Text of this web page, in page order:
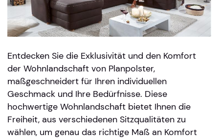
Entdecken Sie die Exklusivität und den Komfort
der Wohnlandschaft von Planpolster,
maßgeschneidert für Ihren individuellen
Geschmack und Ihre Bedürfnisse. Diese
hochwertige Wohnlandschaft bietet Ihnen die
Freiheit, aus verschiedenen Sitzqualitäten zu
wählen, um genau das richtige Maß an Komfort